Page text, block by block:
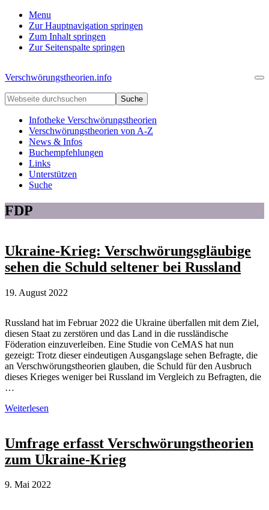
Menu
Zur Hauptnavigation springen
Zum Inhalt springen
Zur Seitenspalte springen
Verschwörungstheorien.info
Beiträge
zu
Merkmalen,
Funktionen
Risiken
konspirationistischen
Denkens
Webseite
durchsuchen
Infotheke Verschwörungstheorien
Verschwörungstheorien von A-Z
News & Infos
Buchempfehlungen
Links
Unterstützen
Suche
FDP
Ukraine-Krieg: Verschwörungsgläubige
sehen die Schuld seltener bei Russland
19. August 2022
Russland hat im Februar 2022 die Ukraine überfallen mit dem Ziel,
diesen Staat zu zerstören und das Land in die russländische
Föderation einzuverleiben. Eine Studie von CeMAS hat nun
gezeigt: Trotz dieser eindeutigen Ausgangslage sehen Befragte, die
an Verschwörungstheorien glauben, die Schuld für den Ausbruch
dieses Krieges weniger bei Russland im Vergleich zu Befragten, die
…
Ukraine-
sehen
die
Schuld
bei
Weiterlesen
Umfrage erfasst Verschwörungstheorien
zum Ukraine-Krieg
9. Mai 2022